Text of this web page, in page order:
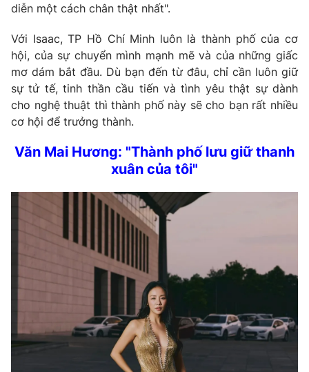
diễn một cách chân thật nhất".
Với Isaac, TP Hồ Chí Minh luôn là thành phố của cơ
hội, của sự chuyển mình mạnh mẽ và của những giấc
mơ dám bắt đầu. Dù bạn đến từ đâu, chỉ cần luôn giữ
sự tử tế, tinh thần cầu tiến và tình yêu thật sự dành
cho nghệ thuật thì thành phố này sẽ cho bạn rất nhiều
cơ hội để trưởng thành.
Văn Mai Hương: "Thành phố lưu giữ thanh
xuân của tôi"